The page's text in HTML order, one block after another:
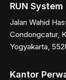
RUN
Jalan Wahid
Condongcatur,
Yogyakarta,
Kantor